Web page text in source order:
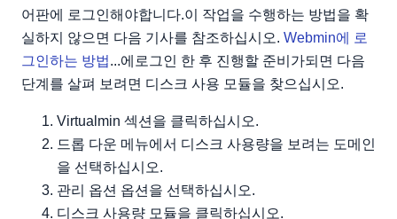
어판에 로그인해야합니다.이 작업을 수행하는 방법을 확
실하지 않으면 다음 기사를 참조하십시오. Webmin에 로
그인하는 방법...에로그인 한 후 진행할 준비가되면 다음
단계를 살펴 보려면 디스크 사용 모듈을 찾으십시오.
Virtualmin 섹션을 클릭하십시오.
드롭 다운 메뉴에서 디스크 사용량을 보려는 도메인
을 선택하십시오.
관리 옵션 옵션을 선택하십시오.
디스크 사용량 모듈을 클릭하십시오.